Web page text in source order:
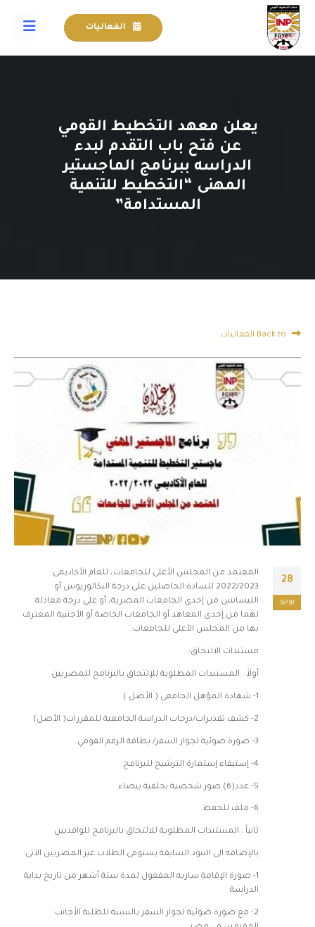
الفعاليات
يعلن معهد التخطيط القومي
عن فتح باب التقدم لبدء
الدراسه ببرنامج الماجستير
المهنى “التخطيط للتنمية
المستدامة”
28
يونيو
المعتمد من المجلس الأعلى للجامعات، للعام الأكاديمى
2022/2023 للسادة الحاصلين على درجة البكالوريوس أو
الليسانس من إحدى الجامعات المصرية، أو على درجة معادلة
لهما من إحدى المعاهد أو الجامعات الخاصة أو الأجنبية المعترف
بها من المجلس الأعلى للجامعات.
مستندات الالتحاق:
أولاً : المستندات المطلوبة للإلتحاق بالبرنامج للمصريين
1- شهادة المؤهل الجامعى ( الأصل )
2- كشف تقديرات/درجات الدراسة الجامعية للمقررات( الأصل)
3- صورة ضوئية لجواز السفر/ بطاقة الرقم القومي.
4- إستيفاء إستمارة الترشيح للبرنامج.
5- عدد(6) صور شخصية بخلفية بيضاء.
6- ملف للحفظ.
ثانياً : المستندات المطلوبة للالتحاق بالبرنامج للوافديين
بالإضافه الى البنود السابقة يستوفى الطلاب غير المصريين الآتى:
1- صورة الإقامة ساريه المفعول لمدة ستة أشهر من تاريخ بداية
الدراسة
2- مع صورة ضوئية لجواز السفر بالنسبة للطلبة الأجانب